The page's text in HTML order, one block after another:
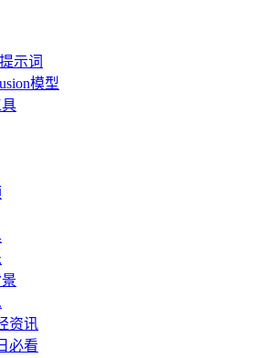
示词
模型
资讯
必看